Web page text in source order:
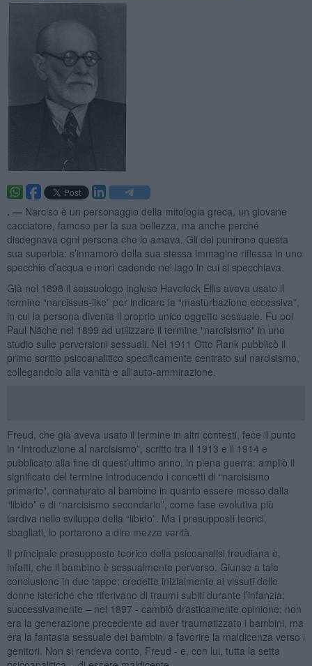
. — Narciso è un personaggio della mitologia greca, un giovane
cacciatore, famoso per la sua bellezza, ma anche perché
disdegnava ogni persona che lo amava. Gli dei punirono questa
sua superbia: s’innamorò della sua stessa immagine riflessa in uno
specchio d’acqua e morì cadendo nel lago in cui si specchiava.
Già nel 1898 il sessuologo inglese Havelock Ellis aveva usato il
termine “narcissus-like” per indicare la “masturbazione eccessiva”,
in cui la persona diventa il proprio unico oggetto sessuale. Fu poi
Paul Näche nel 1899 ad utilizzare il termine "narcisismo" in uno
studio sulle perversioni sessuali. Nel 1911 Otto Rank pubblicò il
primo scritto psicoanalitico specificamente centrato sul narcisismo,
collegandolo alla vanità e all'auto-ammirazione.
Freud, che già aveva usato il termine in altri contesti, fece il punto
in “Introduzione al narcisismo”, scritto tra il 1913 e il 1914 e
pubblicato alla fine di quest’ultimo anno, in piena guerra: ampliò il
significato del termine introducendo i concetti di “narcisismo
primario”, connaturato al bambino in quanto essere mosso dalla
“libido” e di “narcisismo secondario”, come fase evolutiva più
tardiva nello sviluppo della “libido”. Ma i presupposti teorici,
sbagliati, lo portarono a dire mezze verità.
Il principale presupposto teorico della psicoanalisi freudiana è,
infatti, che il bambino è sessualmente perverso. Giunse a tale
conclusione in due tappe: credette inizialmente ai vissuti delle
donne isteriche che riferivano di traumi subiti durante l’infanzia;
successivamente – nel 1897 - cambiò drasticamente opinione: non
era la generazione precedente ad aver traumatizzato i bambini, ma
era la fantasia sessuale dei bambini a favorire la maldicenza verso i
genitori. Non si rendeva conto, Freud - e, con lui, tutta la setta